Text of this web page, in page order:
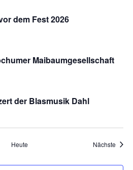
dem Fest 2026
Maibaumgesellschaft
der Blasmusik Dahl
Heute Nächste